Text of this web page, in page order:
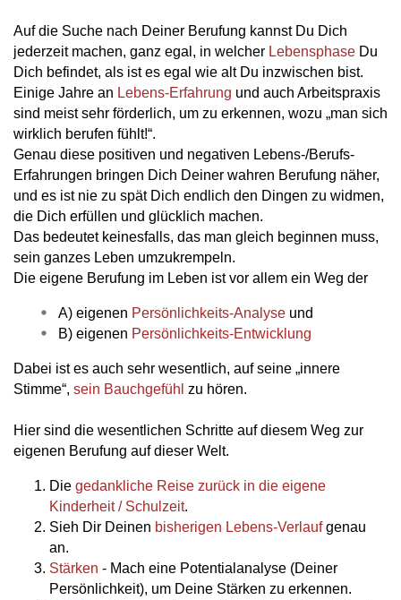
Auf die Suche nach Deiner Berufung kannst Du Dich
jederzeit machen, ganz egal, in welcher Lebensphase Du
Dich befindet, als ist es egal wie alt Du inzwischen bist.
Einige Jahre an Lebens-Erfahrung und auch Arbeitspraxis
sind meist sehr förderlich, um zu erkennen, wozu „man sich
wirklich berufen fühlt!“.
Genau diese positiven und negativen Lebens-/Berufs-
Erfahrungen bringen Dich Deiner wahren Berufung näher,
und es ist nie zu spät Dich endlich den Dingen zu widmen,
die Dich erfüllen und glücklich machen.
Das bedeutet keinesfalls, das man gleich beginnen muss,
sein ganzes Leben umzukrempeln.
Die eigene Berufung im Leben ist vor allem ein Weg der
A) eigenen Persönlichkeits-Analyse und
B) eigenen Persönlichkeits-Entwicklung
Dabei ist es auch sehr wesentlich, auf seine „innere
Stimme“, sein Bauchgefühl zu hören.
Hier sind die wesentlichen Schritte auf diesem Weg zur
eigenen Berufung auf dieser Welt.
Die gedankliche Reise zurück in die eigene
Kinderheit / Schulzeit.
Sieh Dir Deinen bisherigen Lebens-Verlaufgenau
an.
Stärken - Mach eine Potentialanalyse (Deiner
Persönlichkeit), um Deine Stärken zu erkennen.